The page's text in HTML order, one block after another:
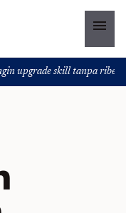
menu
upgrade skill tanpa ribet?